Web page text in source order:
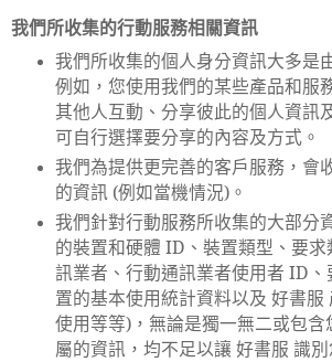
我們所收集的行動服務相關資訊
我們所收集的個人身分資訊大多是
例如，您使用我們的某些產品和服
其他人互動、分享彼此的個人資訊
可自行選擇要分享的內容及方式。
我們為提供更完善的客戶服務，會
的資訊(例如當機情況)。
我們針對行動服務所收集的大部分
的裝置和硬體 ID 、裝置類型、要
訊業者、行動通訊業者使用者 ID
置的基本使用統計資料以及 好書服
使用等等)，無論是獨一無二或包含
屬的資訊，均不足以讓 好書服 識別